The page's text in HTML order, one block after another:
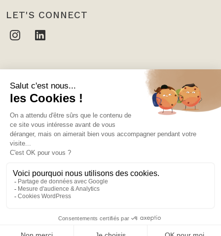
LET'S CONNECT
CONTACTEZ-NOUS
THE LYFE INFLUENCE
10 rue des Moulins, 75001 Paris
hello@the-lyfe.com
Mentions légales